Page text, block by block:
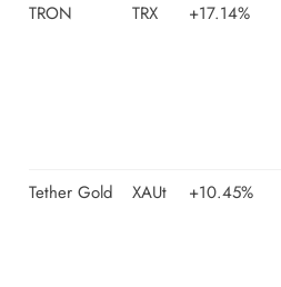
TRON
TRX +17.14%
Tether Gold
XAUt +10.45%